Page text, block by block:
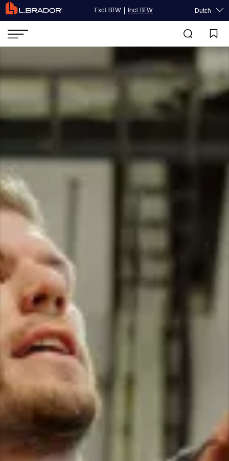
Excl. BTW | Incl. BTW Dutch